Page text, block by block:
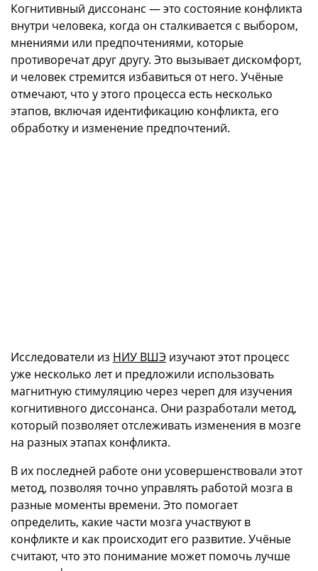
Когнитивный диссонанс — это состояние конфликта
внутри человека, когда он сталкивается с выбором,
мнениями или предпочтениями, которые
противоречат друг другу. Это вызывает дискомфорт,
и человек стремится избавиться от него. Учёные
отмечают, что у этого процесса есть несколько
этапов, включая идентификацию конфликта, его
обработку и изменение предпочтений.
Исследователи из НИУ ВШЭ изучают этот процесс
уже несколько лет и предложили использовать
магнитную стимуляцию через череп для изучения
когнитивного диссонанса. Они разработали метод,
который позволяет отслеживать изменения в мозге
на разных этапах конфликта.
В их последней работе они усовершенствовали этот
метод, позволяя точно управлять работой мозга в
разные моменты времени. Это помогает
определить, какие части мозга участвуют в
конфликте и как происходит его развитие. Учёные
считают, что это понимание может помочь лучше